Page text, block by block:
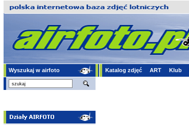
Wyszukaj w airfoto Katalog zdjęć ART Klub